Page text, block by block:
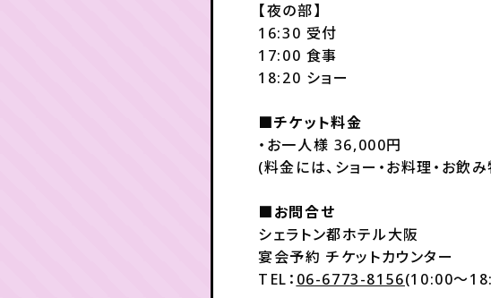
【夜の部】
16:30 受付
17:00 食事
18:20 ショー
■チケット料金
・お一人様 36,000円
(料金には、ショー・お料理・お飲
■お問合せ
シェラトン都ホテル大阪
宴会予約 チケットカウンター
TEL： 06-6773-8156(10:00～